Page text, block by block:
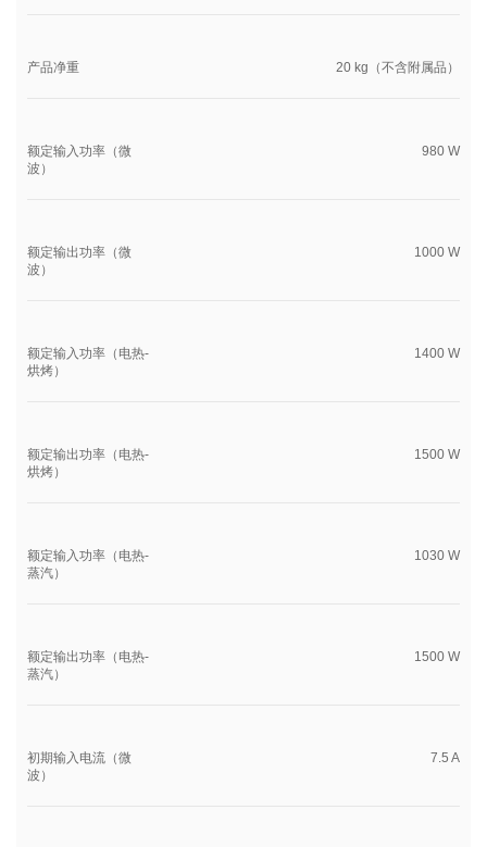
产品净重 20 kg（不含附属品）
额定输入功率（微
波）
980 W
额定输出功率（微
波）
1000 W
额定输入功率（电热-
烘烤）
1400 W
额定输出功率（电热-
烘烤）
1500 W
额定输入功率（电热-
蒸汽）
1030 W
额定输出功率（电热-
蒸汽）
1500 W
初期输入电流（微
波）
7.5 A